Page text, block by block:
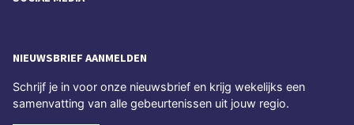
NIEUWSBRIEF AANMELDEN
Schrijf je in voor onze nieuwsbrief en krijg wekelijks een
samenvatting van alle gebeurtenissen uit jouw regio.